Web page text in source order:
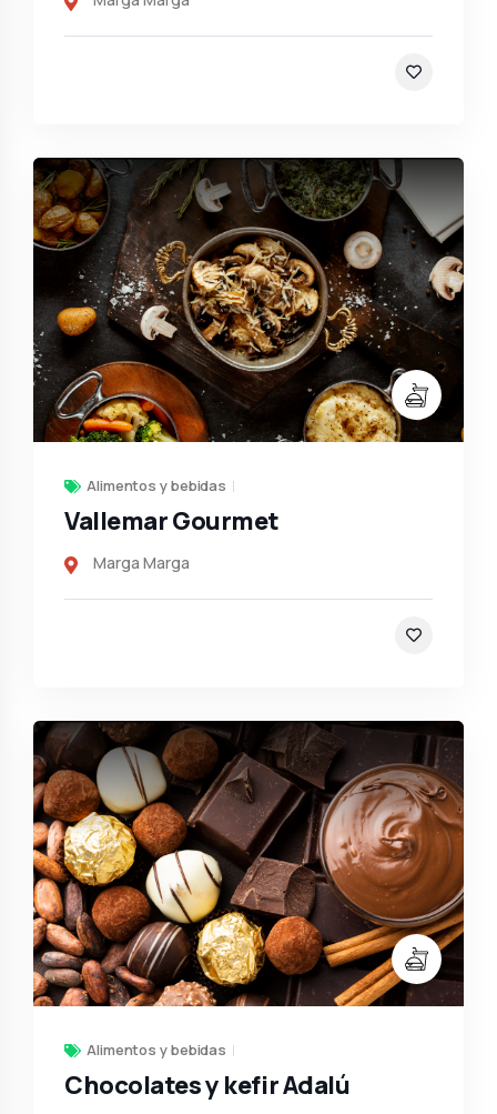
Alimentos y bebidas
Vallemar Gourmet
Marga Marga
Alimentos y bebidas
Chocolates y kefir Adalú